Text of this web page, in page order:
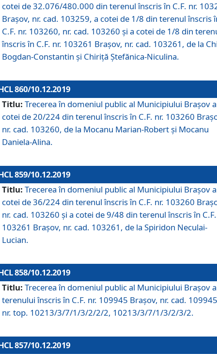
cotei de 32.076/480.000 din terenul înscris în C.F. nr.
Brașov, nr. cad. 103259, a cotei de 1/8 din terenul înscris
C.F. nr. 103260, nr. cad. 103260 și a cotei de 1/8 din
înscris în C.F. nr. 103261 Brașov, nr. cad. 103261, de la
Bogdan-Constantin și Chiriță Ștefănica-Niculina.
860/10.12.2019
Titlu: Trecerea în domeniul public al Municipiului Braşov a
cotei de 20/224 din terenul înscris în C.F. nr. 103260
nr. cad. 103260, de la Mocanu Marian-Robert și Mocanu
Daniela-Alina.
859/10.12.2019
Titlu: Trecerea în domeniul public al Municipiului Braşov a
cotei de 36/224 din terenul înscris în C.F. nr. 103260
nr. cad. 103260 și a cotei de 9/48 din terenul înscris în
103261 Brașov, nr. cad. 103261, de la Spiridon Neculai-
Lucian.
858/10.12.2019
Titlu: Trecerea în domeniul public al Municipiului Braşov a
terenului înscris în C.F. nr. 109945 Brașov, nr. cad.
nr. top. 10213/3/7/1/3/2/2/2, 10213/3/7/1/3/2/3/2.
857/10.12.2019